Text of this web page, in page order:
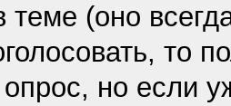
(оно
то
но если